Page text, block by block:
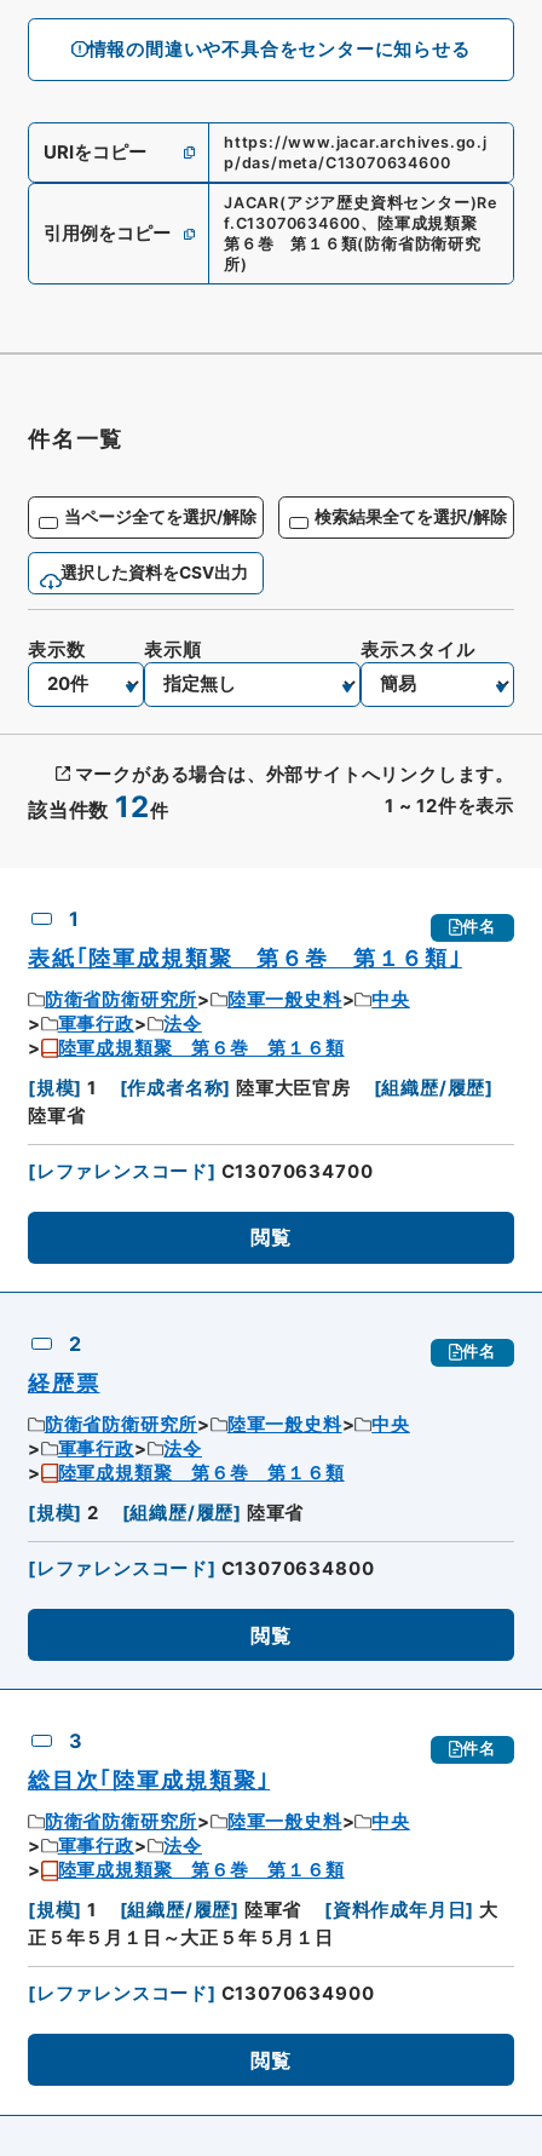
情報の間違いや不具合をセンターに知らせる
URIをコピー
https://www.jacar.archives.go.j
p/das/meta/C13070634600
引用例をコピー
JACAR(アジア歴史資料センター)Re
f.C13070634600、
陸軍成規類聚
第６巻 第１６類( 防衛省防衛研究
所)
件名一覧
当ページ全てを選択/解除 検索結果全てを選択/解除
選択した資料をCSV出力
該当件数 12件 1 ~ 12件を表示
表示数 表示順 表示スタイル
マークがある場合は、外部サイトへリンクします。
1 件名
表紙｢陸軍成規類聚 第６巻 第１６類｣
防衛省防衛研究所 陸軍一般史料
中央
軍事行政
法令
陸軍成規類聚 第６巻 第１６類
[規模] 1 [作成者名称] 陸軍大臣官房 [組織歴/履歴]
陸軍省
[レファレンスコード] C13070634700
閲覧
2 件名
経歴票
防衛省防衛研究所 陸軍一般史料
中央
軍事行政
法令
陸軍成規類聚 第６巻 第１６類
[規模] 2 [組織歴/履歴] 陸軍省
[レファレンスコード] C13070634800
閲覧
3 件名
総目次｢陸軍成規類聚｣
防衛省防衛研究所 陸軍一般史料
中央
軍事行政
法令
陸軍成規類聚 第６巻 第１６類
[規模] 1 [組織歴/履歴] 陸軍省 [資料作成年月日] 大
正５年５月１日～大正５年５月１日
[レファレンスコード] C13070634900
閲覧